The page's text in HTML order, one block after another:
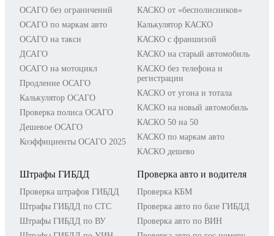
ОСАГО без ограничений
ОСАГО по маркам авто
ОСАГО на такси
ДСАГО
ОСАГО на мотоцикл
Продление ОСАГО
Калькулятор ОСАГО
Проверка полиса ОСАГО
Дешевое ОСАГО
Коэффициенты ОСАГО 2025
КАСКО от «бесполисников»
Калькулятор КАСКО
КАСКО с франшизой
КАСКО на старый автомобиль
КАСКО без телефона и
регистрации
КАСКО от угона и тотала
КАСКО на новый автомобиль
КАСКО 50 на 50
КАСКО по маркам авто
КАСКО дешево
Штрафы ГИБДД
Проверка штрафов ГИБДД
Штрафы ГИБДД по СТС
Штрафы ГИБДД по ВУ
Проверка авто и водителя
Проверка КБМ
Проверка авто по базе ГИБДД
Проверка авто по ВИН